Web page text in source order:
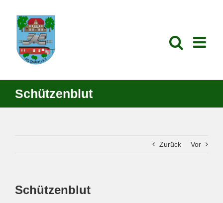
Inhalt
springen
Schützenblut
Zurück Vor
Schützenblut